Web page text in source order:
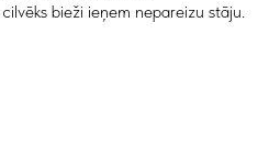
bieži ieņem nepareizu stāju.